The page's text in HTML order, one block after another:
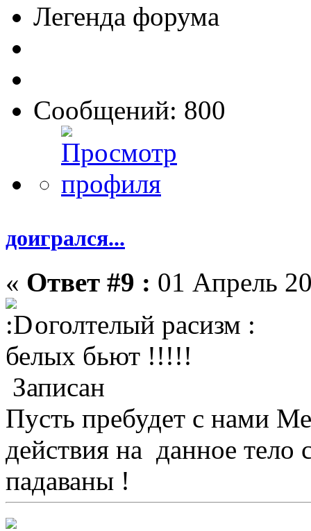
Легенда форума
Сообщений: 800
доигрался...
« Ответ #9 : 01 Апрель
оголтелый расизм :
белых бьют !!!!!
Записан
Пусть пребудет с нами
действия на данное тело
падаваны !